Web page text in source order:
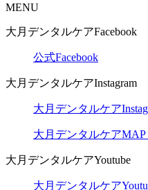
MENU
大月デンタルケアFacebook
公式Facebook
大月デンタルケアInstagram
大月デンタルケア
大月デンタルケアMAP
大月デンタルケアYoutube
大月デンタルケア